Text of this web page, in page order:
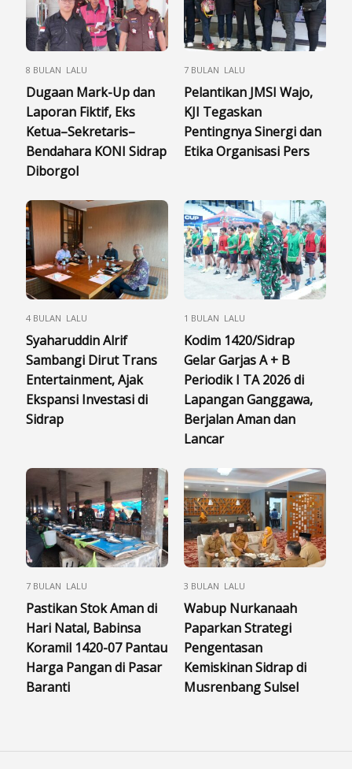
8 BULAN LALU
Dugaan Mark-Up dan
Laporan Fiktif, Eks
Ketua–Sekretaris–
Bendahara KONI Sidrap
Diborgol
7 BULAN LALU
Pelantikan JMSI Wajo,
KJI Tegaskan
Pentingnya Sinergi dan
Etika Organisasi Pers
4 BULAN LALU
Syaharuddin Alrif
Sambangi Dirut Trans
Entertainment, Ajak
Ekspansi Investasi di
Sidrap
1 BULAN LALU
Kodim 1420/Sidrap
Gelar Garjas A + B
Periodik I TA 2026 di
Lapangan Ganggawa,
Berjalan Aman dan
Lancar
7 BULAN LALU
Pastikan Stok Aman di
Hari Natal, Babinsa
Koramil 1420-07 Pantau
Harga Pangan di Pasar
Baranti
3 BULAN LALU
Wabup Nurkanaah
Paparkan Strategi
Pengentasan
Kemiskinan Sidrap di
Musrenbang Sulsel